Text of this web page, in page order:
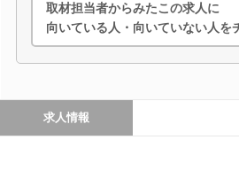
取材担当者からみたこの求人に
向いている人・向いていない人を
求人情報